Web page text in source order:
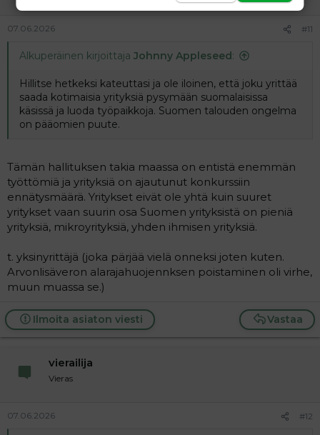
07.06.2026 #11
Alkuperäinen kirjoittaja Johnny Appleseed:
Hillitse hetkeksi kateuttasi ja ole iloinen, että joku yrittää
saada kotimaisia yrityksiä pysymään suomalaisissa
käsissä ja luoda työpaikkoja. Suomen talouden ongelma
on pääomien puute.
Tämän hallituksen takia maassa on entistä enemmän
työttömiä ja yrityksiä on ajautunut konkurssiin
ennätysmäärä. Yritykset eivät ole yhtä kuin suuret
yritykset vaan suurin osa Suomen yrityksistä on pieniä
yrityksiä, mikroyrityksiä, yhden ihmisen yrityksiä.
t. yksinyrittäjä (joka pärjää vielä onneksi joten kuten.
Arvonlisäveron alarajahuojennksen poistaminen oli virhe,
muun muassa se.)
Vastaa
Ilmoita asiaton viesti
vierailija
Vieras
07.06.2026 #12